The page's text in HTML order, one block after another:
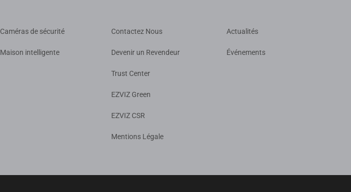
Caméras de sécurité
Maison intelligente
Contactez Nous
Devenir un Revendeur
Trust Center
EZVIZ Green
EZVIZ CSR
Mentions Légale
Actualités
Événements